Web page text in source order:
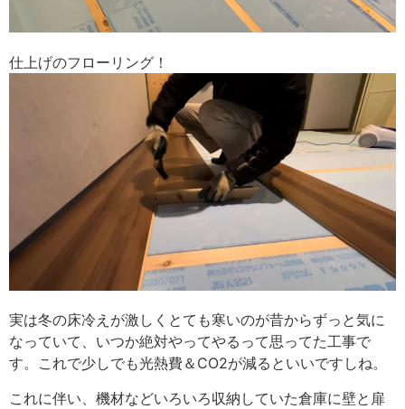
仕上げのフローリング！
実は冬の床冷えが激しくとても寒いのが昔からずっと気に
なっていて、いつか絶対やってやるって思ってた工事で
す。これで少しでも光熱費＆CO2が減るといいですしね。
これに伴い、機材などいろいろ収納していた倉庫に壁と扉